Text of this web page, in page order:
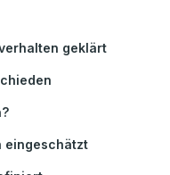
geklärt
eingeschätzt